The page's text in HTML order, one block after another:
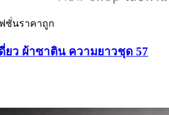
ฟชั่นราคาถูก
ยว ผ้าซาติน ความยาวชุด 57